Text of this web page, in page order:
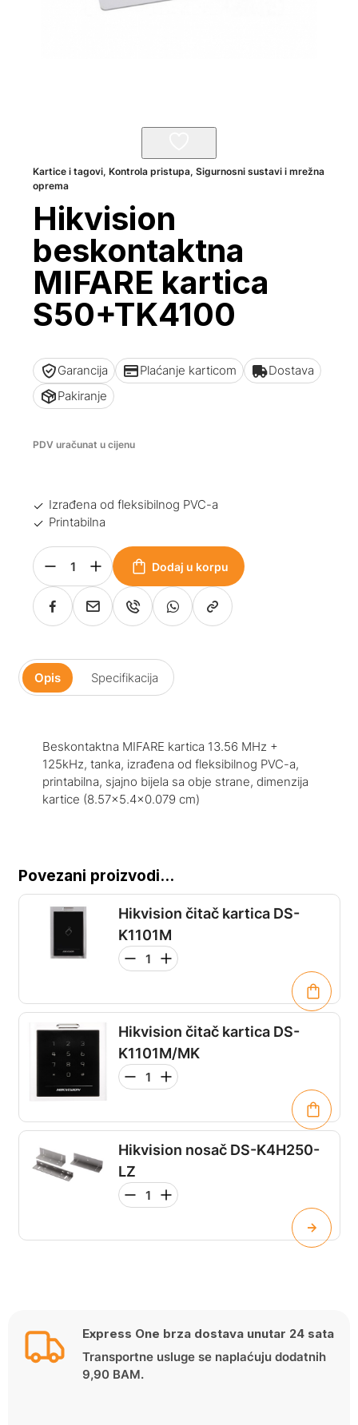
Kartice i tagovi,Kontrola pristupa,Sigurnosni sustavi i mrežna
oprema
Hikvision
beskontaktna
MIFARE kartica
S50+TK4100
Garancija Plaćanje karticom
Dostava
Pakiranje
PDV uračunat u cijenu
Izrađena od fleksibilnog PVC-a
Printabilna
Dodaj u korpu
Opis Specifikacija
Beskontaktna MIFARE kartica 13.56 MHz +
125kHz, tanka, izrađena od fleksibilnog PVC-a,
printabilna, sjajno bijela sa obje strane, dimenzija
kartice (8.57×5.4×0.079 cm)
Povezani proizvodi...
Hikvision čitač kartica DS-
K1101M
Hikvision čitač kartica DS-
K1101M/MK
Hikvision nosač DS-K4H250-
LZ
Express One brza dostava unutar 24 sata
Transportne usluge se naplaćuju dodatnih
9,90 BAM.